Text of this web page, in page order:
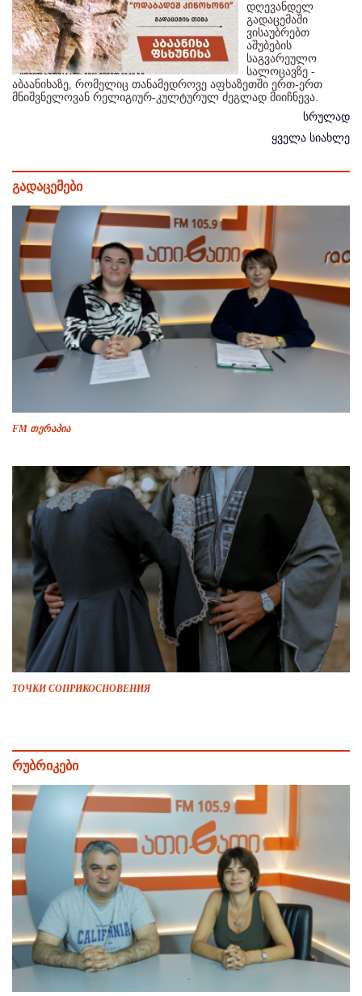
დღევანდელ
გადაცემაში
ვისაუბრებთ
აშუბების
საგვარეულო
სალოცავზე -
აბაანიხაზე, რომელიც თანამედროვე აფხაზეთში ერთ-ერთ
მნიშვნელოვან რელიგიურ-კულტურულ ძეგლად მიიჩნევა.
სრულად
ყველა სიახლე
გადაცემები
FM თერაპია
ТОЧКИ СОПРИКОСНОВЕНИЯ
რუბრიკები